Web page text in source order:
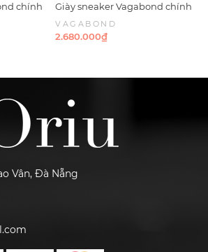
chính
-
Giày sneaker Vagabond chính
hãng Paul 2.0 Suede Taupe -
Nâu nhạt Da lộn
VAGABOND
2.680.000₫
Vân, Đà Nẵng